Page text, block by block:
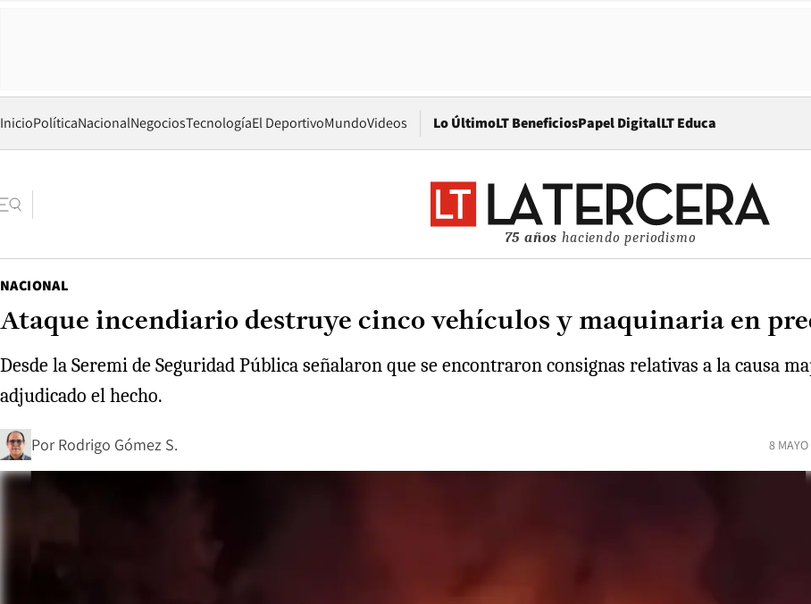
InicioPolíticaNacionalNegociosTecnologíaEl DeportivoMundoVideos Lo ÚltimoLT BeneficiosPapel DigitalOpens in new window
LT Educa
75 años haciendo periodismo
NACIONAL
Ataque incendiario destruye cinco vehículos y maquinaria en
Desde la Seremi de Seguridad Pública señalaron que se encontraron consignas relativas a la causa
adjudicado el hecho.
Por Rodrigo Gómez S. 8